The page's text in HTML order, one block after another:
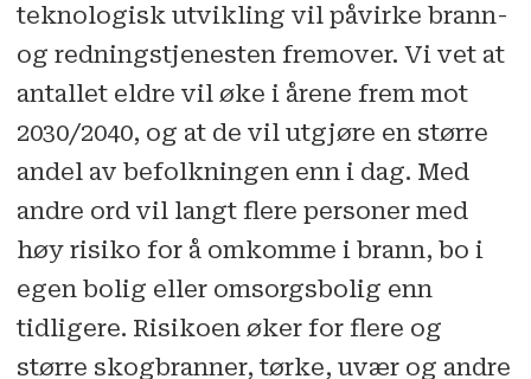
teknologisk utvikling vil påvirke brann-
og redningstjenesten fremover. Vi vet at
antallet eldre vil øke i årene frem mot
2030/2040, og at de vil utgjøre en større
andel av befolkningen enn i dag. Med
andre ord vil langt flere personer med
høy risiko for å omkomme i brann, bo i
egen bolig eller omsorgsbolig enn
tidligere. Risikoen øker for flere og
større skogbranner, tørke, uvær og andre